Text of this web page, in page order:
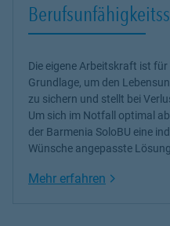
Die eigene Arbeitskraft ist
Grundlage, um den
zu sichern und stellt bei
Um sich im Notfall optimal
der Barmenia SoloBU eine
Wünsche angepasste Lösung.
Mehr erfahren Link Opens